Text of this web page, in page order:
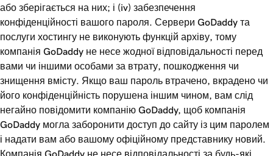
або зберігається на них; і (iv) забезпечення
конфіденційності вашого пароля. Сервери GoDaddy та
послуги хостингу не виконують функцій архіву, тому
компанія GoDaddy не несе жодної відповідальності перед
вами чи іншими особами за втрату, пошкодження чи
знищення вмісту. Якщо ваш пароль втрачено, вкрадено чи
його конфіденційність порушена іншим чином, вам слід
негайно повідомити компанію GoDaddy, щоб компанія
GoDaddy могла заборонити доступ до сайту із цим паролем
і надати вам або вашому офіційному представнику новий.
Компанія GoDaddy не несе відповідальності за будь-які